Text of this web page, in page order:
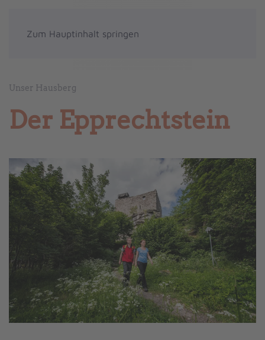
Zum Hauptinhalt springen
Unser Hausberg
Der Epprechtstein